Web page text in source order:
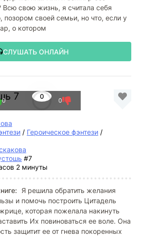
свою жизнь, я считала себя
позором своей семьи, но что, если у
о котором
СЛУШАТЬ ОНЛАЙН
7 0
0 0
/ Героическое фэнтези /
#7
2 минуты
Я решила обратить желания
и помочь построить Цитадель
которая пожелала накинуть
Их повиноваться ее воле. Она
защитит ее от гнева покоренных